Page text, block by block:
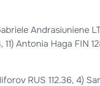
Andrasiuniene
Antonia Haga FIN
RUS 112.36, 4)